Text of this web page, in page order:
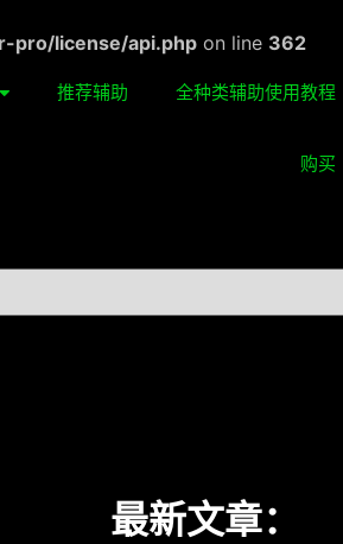
pro/license/api.php on line 362
推荐辅助 全种类辅助使用教程
购买
最新文章：